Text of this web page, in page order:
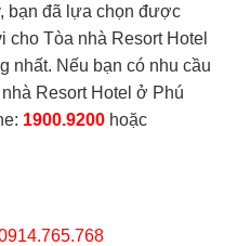
bạn đã lựa chọn được
cho Tòa nhà Resort Hotel
nhất. Nếu bạn có nhu cầu
Resort Hotel ở Phú
1900.9200 hoặc